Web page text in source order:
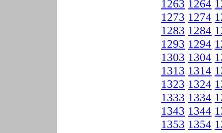
1263 1264
1273 1274
1283 1284
1293 1294
1303 1304
1313 1314
1323 1324
1333 1334
1343 1344
1353 1354